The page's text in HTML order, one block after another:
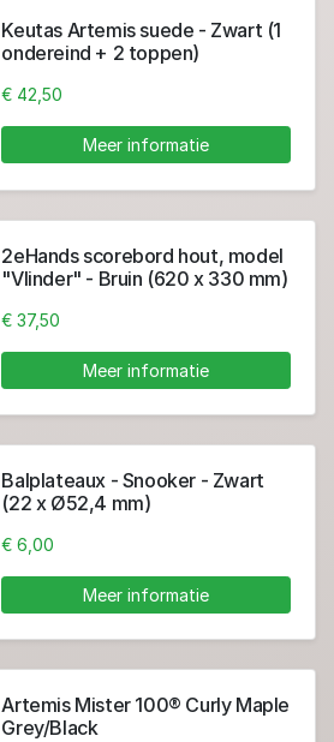
Keutas Artemis suede - Zwart (1
ondereind + 2 toppen)
€ 42,50
Meer informatie
2eHands scorebord hout, model
"Vlinder" - Bruin (620 x 330 mm)
€ 37,50
Meer informatie
Balplateaux - Snooker - Zwart
(22 x Ø52,4 mm)
€ 6,00
Meer informatie
Artemis Mister 100® Curly Maple
Grey/Black